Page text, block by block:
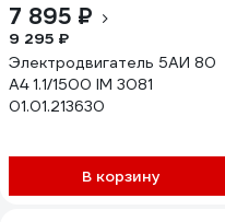
7 895 ₽
9 295 ₽
Электродвигатель 5АИ 80
А4 1.1/1500 IM 3081
01.01.213630
В корзину